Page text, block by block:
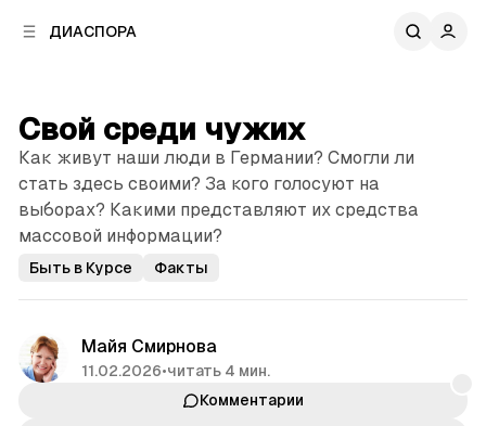
ДИАСПОРА
Свой среди чужих
Как живут наши люди в Германии? Смогли ли
стать здесь своими? За кого голосуют на
выборах? Какими представляют их средства
массовой информации?
Быть в Курсе Факты
Майя Смирнова
11.02.2026•читать 4 мин.
Комментарии